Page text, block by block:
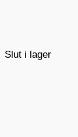
Slut i lager